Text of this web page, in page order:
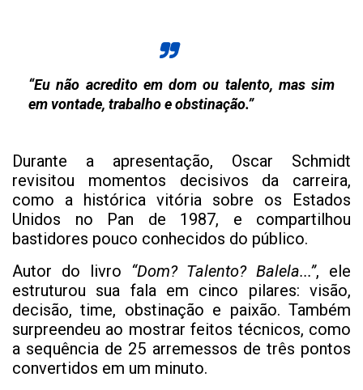
“Eu não acredito em dom ou talento, mas sim
em vontade, trabalho e obstinação.”
Durante a apresentação, Oscar Schmidt
revisitou momentos decisivos da carreira,
como a histórica vitória sobre os Estados
Unidos no Pan de 1987, e compartilhou
bastidores pouco conhecidos do público.
Autor do livro “Dom? Talento? Balela...”, ele
estruturou sua fala em cinco pilares: visão,
decisão, time, obstinação e paixão. Também
surpreendeu ao mostrar feitos técnicos, como
a sequência de 25 arremessos de três pontos
convertidos em um minuto.